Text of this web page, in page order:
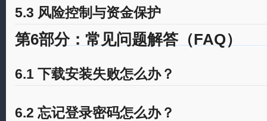
5.3 风险控制与资金保护
第6部分：常见问题解答（FAQ）
6.1 下载安装失败怎么办？
6.2 忘记登录密码怎么办？